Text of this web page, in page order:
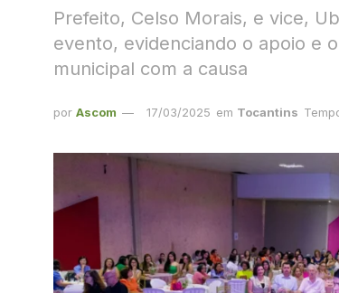
Prefeito, Celso Morais, e vice,
evento, evidenciando o apoio e
municipal com a causa
por Ascom 17/03/2025 em Tocantins